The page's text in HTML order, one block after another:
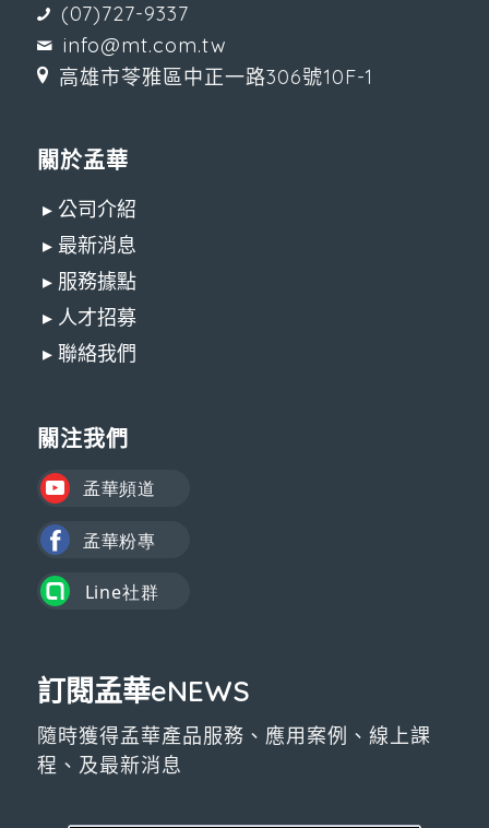
(07)727-9337
info@mt.com.tw
高雄市苓雅區中正一路306號10F-1
關於孟華
▸ 公司介紹
▸ 最新消息
▸ 服務據點
▸ 人才招募
▸ 聯絡我們
關注我們
訂閱孟華eNEWS
隨時獲得孟華產品服務、應用案例、線上課
程、及最新消息